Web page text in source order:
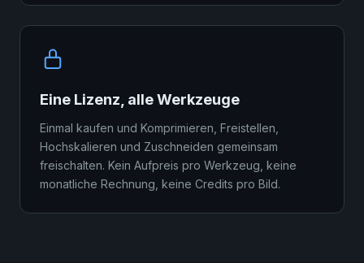
Eine Lizenz, alle Werkzeuge
Einmal kaufen und Komprimieren, Freistellen,
Hochskalieren und Zuschneiden gemeinsam
freischalten. Kein Aufpreis pro Werkzeug, keine
monatliche Rechnung, keine Credits pro Bild.